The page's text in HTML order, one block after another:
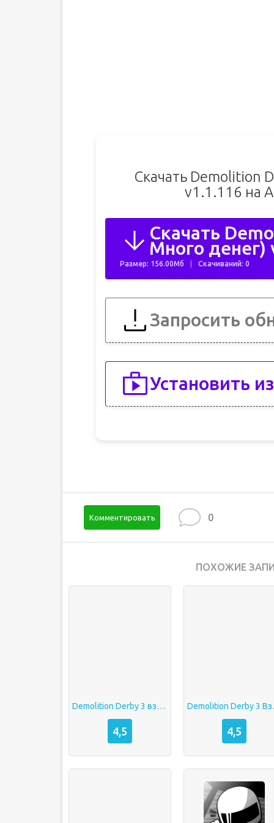
Скачать Demolition
v1.1.116 на
Скачать
Много денег)
Размер: 156.00Мб Скачиваний: 0
Запросить
Установить
Комментировать 0
ПОХОЖИЕ
Demolition Derby 3 взлом много денег
4,5 4,5